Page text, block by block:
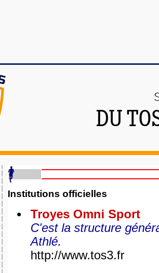
DU
Institutions officielles
Troyes Omni Sport
C'est la structure
Athlé.
http://www.tos3.fr